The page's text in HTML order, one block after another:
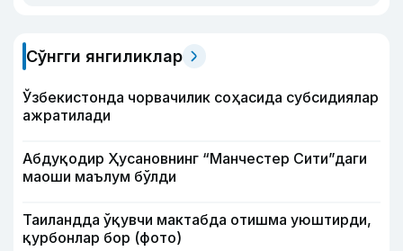
Сўнгги янгиликлар
Ўзбекистонда чорвачилик соҳасида субсидиялар
ажратилади
Абдуқодир Ҳусановнинг “Манчестер Сити”даги
маоши маълум бўлди
Таиландда ўқувчи мактабда отишма уюштирди,
қурбонлар бор (фото)